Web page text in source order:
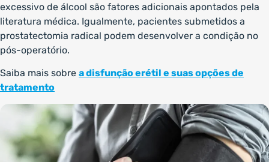
excessivo de álcool são fatores adicionais apontados pela
literatura médica. Igualmente, pacientes submetidos a
prostatectomia radical podem desenvolver a condição no
pós-operatório.
Saiba mais sobre a disfunção erétil e suas opções de
tratamento